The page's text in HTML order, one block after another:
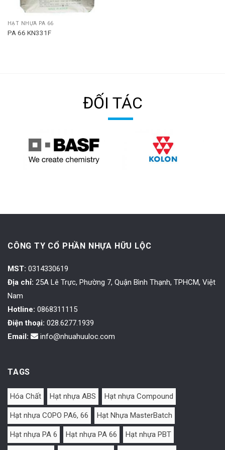
HẠT NHỰA PA 66
PA 66 KN331F
ĐỐI TÁC
CÔNG TY CỔ PHẦN NHỰA HỮU LỘC
MST: 0314330619
Địa chỉ: 25A Lê Trực, Phường 7, Quận Bình Thạnh, TPHCM, Việt
Nam
Hotline: 0868311115
Điện thoại: 028.6277.1939
Email:
info@nhuahuuloc.com
TAGS
Hóa Chất Hạt nhựa ABS Hạt nhựa Compound
Hạt nhựa COPO PA6, 66 Hạt Nhựa MasterBatch
Hạt nhựa PA 6 Hạt nhựa PA 66 Hạt nhựa PBT